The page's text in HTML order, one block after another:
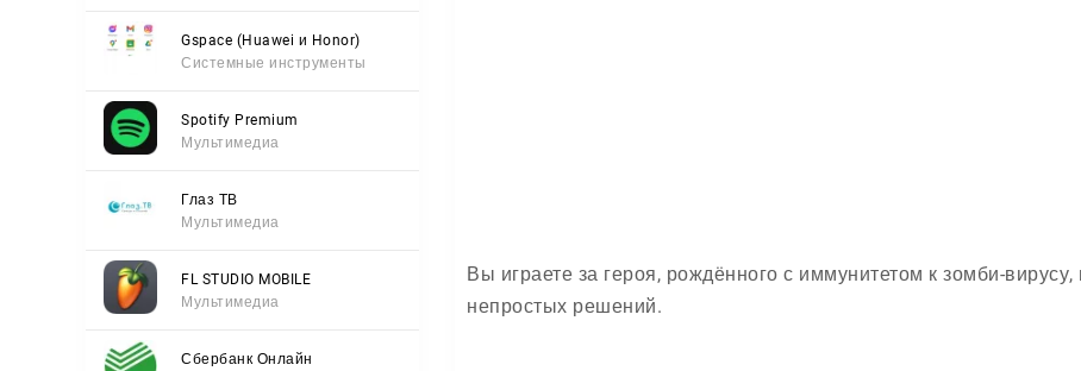
Gspace (Huawei и Honor)
Системные инструменты
Spotify Premium
Мультимедиа
Глаз ТВ
Мультимедиа
FL STUDIO MOBILE
Мультимедиа
Сбербанк Онлайн
Вы играете за героя, рождённого с иммунитетом к зомби-
непростых решений.